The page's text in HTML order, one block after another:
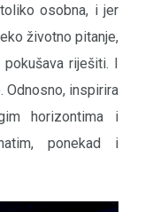
osobna, i jer
životno pitanje,
riješiti. I
Odnosno, inspirira
horizontima i
ponekad i